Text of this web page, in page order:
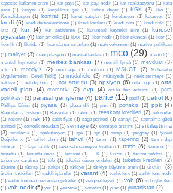
kapasite kullanım oranı (1) kar payı (1) kar payı nedir (1) kar realizasyonu (1) kara
para (1) kariyer (1) karşılıksız çek (1) katma değer (1) KGK (2) kko (1)
Konsolidasyon (1) kontrat (3) konut satışları (1) korelasyon (1) kotasyon (1)
kredi (6) kredi derecelendirme (1) kredi kartları (1) kredi notu (1) kredi riski (1)
kriz
(1) kur (4) kur sabitleme (1) kurumsal kaynaklı alım (1)
küresel
piyasalar (4) latin amerika (1) libor (2) libor nedir (1) libor skandalı (1) lider (1)
liderlik (1) likitide (1) lisanslama sınavları (1) makroekonomi (1) maliye politikası
(1) maliyet (3) manüpilasyon (1) masraf tarifesi (1) mco (29) menkul (1)
menkul kıymetler (1) merkez bankası (7) merrill lynch (1) mevduat (3)
mfo (1) moody's (2) mortgage (1) motorin (1) MSUGT (2)
Muhasebe
Uygulamaları Genel Tebliğ (1) müdahele (2) müzayede (1) nakit sermaye (1)
nakliye (1) net dış borç (1) not artırımı (3) opsiyon (6) orta doğu (1) orta
vadeli plan
(4) otomotiv (2) ovp (4) örtülü faiz artırımı (1)
para
politikası (3) parasal genişleme (4) parite (11) pasif (1) petrol (6)
Phillips Eğrisi (1) piyasa (3) plaza dili (1) pmi (1) portekiz (2) ppk (4)
Raporlama Sistemi (1) Rasyolar (1) rating (1) reeskont kredileri (2) reformlar
(1) rezerv (1) risk (4) sabit fiyat (1) sagp paritesi (1) sanayi (1) satınalma gücü
paritesi (1) sentetik mevduat (1) sermaye (2) sermaye artırımı (1) sıkılaştırma
(3) sınırlama (1) spekülasyon (1) spk (1) spl (1) swap (1) şanghay (1) Şirket
Değerleme (1) tahivl alımı (1) tahvil (4) tanım (1) tapering (2) tarım dışı
istihdam (1) taşımacılık (1) taze sebze-meyve fiyatları (1) tcmb (6) temenni (1)
temettü (1) Temettü nedir (1) teminat (1) TTK (1) turizm (1) turizm sektörü (1)
turizmde daralma (1) tüfe (1) tüketici güven endeksi (1) tüketici kredileri (2)
tüketim (1) tüpraş (1) türkçe (1) türkiye (1) türkiye büyüme oranı (1) üretim (3)
üretim faktörleri (1) vadeli işlemler (1) varant (4) varlık fonu (1) varlık fonu nedir
(1) varlık fonunan devredilen şirketler (1) vergisel teşvik (1) vob (6) vob işlemleri
(1) vob nedir (5) yen (1) yenzede (1) yönetim (1) yuan (1) yunanistan (2)